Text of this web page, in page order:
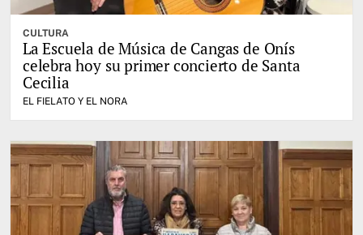
CULTURA
La Escuela de Música de Cangas de Onís
celebra hoy su primer concierto de Santa
Cecilia
EL FIELATO Y EL NORA